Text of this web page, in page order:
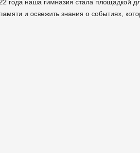
года наша гимназия стала площадкой
и освежить знания о событиях,